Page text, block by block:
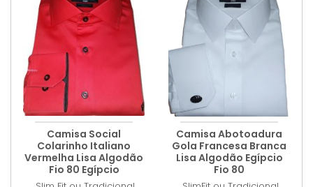
Camisa Social
Colarinho Italiano
Vermelha Lisa Algodão
Fio 80 Egípcio
Camisa Abotoadura
Gola Francesa Branca
Lisa Algodão Egípcio
Fio 80